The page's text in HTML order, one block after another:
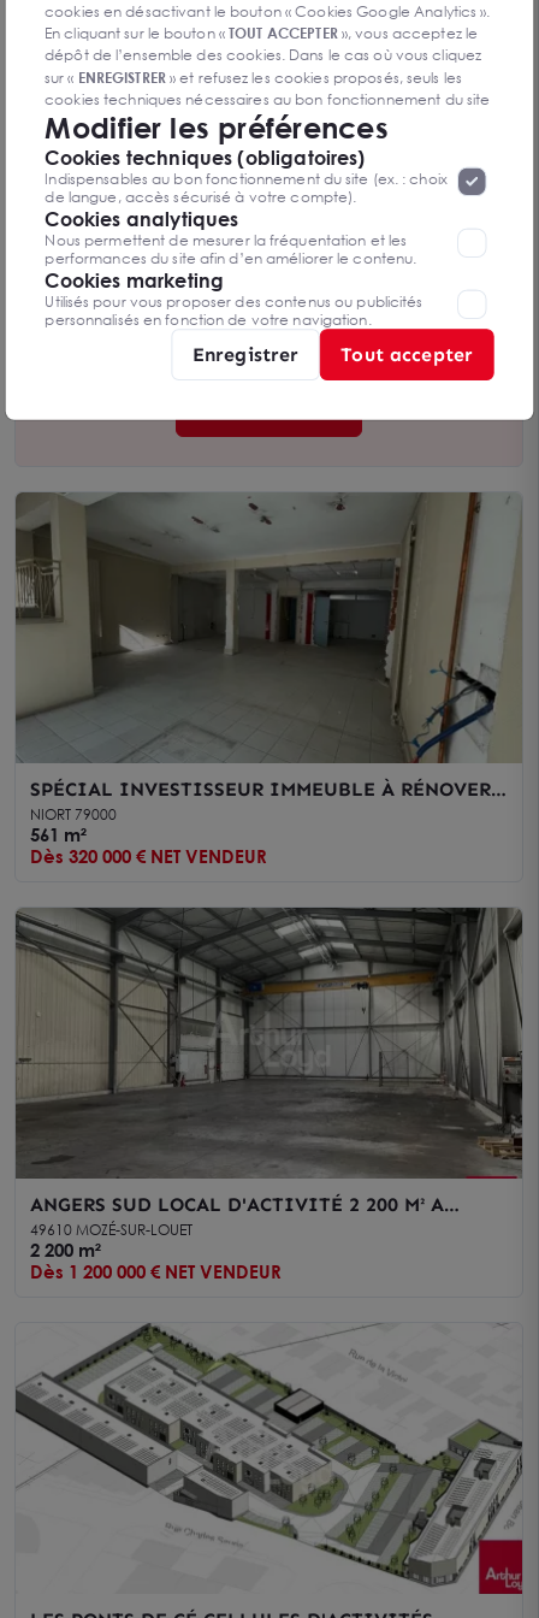
ENTREPOT DE 507 M2 - CENTRE VILLE DE NIORT
NIORT 79000
507 m²
Dès 320 000 € NET VENDEUR
Vous n’avez pas trouvé l’offre qui
vous convient ?
SPÉCIAL INVESTISSEUR IMMEUBLE À RÉNOVER
NIORT HYPER CENTRE 561M2
NIORT 79000
561 m²
Dès 320 000 € NET VENDEUR
ANGERS SUD LOCAL D'ACTIVITÉ 2 200 M² A
VENDRE
49610 MOZÉ-SUR-LOUET
2 200 m²
Dès 1 200 000 € NET VENDEUR
cookies en désactivant le bouton « Cookies Google Analytics ».
En cliquant sur le bouton «TOUT ACCEPTER», vous acceptez le
dépôt de l’ensemble des cookies. Dans le cas où vous cliquez
sur « ENREGISTRER» et refusez les cookies proposés, seuls les
cookies techniques nécessaires au bon fonctionnement du site
seront déposés. Pour plus d’informations, vous pouvez consulter
«Protection des données à caractère
personnel ».Lorsque vous naviguez sur notre site internet, il
peut être amenée à déposer des cookies. Vous avez la
possibilité de désactiver les cookies, ces réglages ne seront
valables que sur le navigateur que vous utilisez actuellement
Modifier les préférences
Cookies techniques (obligatoires)
Indispensables au bon fonctionnement du site (ex. : choix
de langue, accès sécurisé à votre compte).
Cookies analytiques
Nous permettent de mesurer la fréquentation et les
performances du site afin d’en améliorer le contenu.
Cookies marketing
Utilisés pour vous proposer des contenus ou publicités
personnalisés en fonction de votre navigation.
Enregistrer Tout accepter